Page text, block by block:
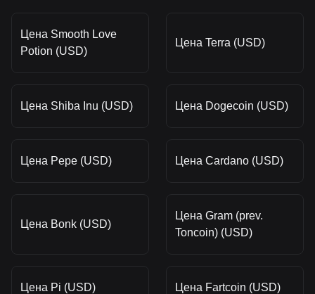
Цена Smooth Love
Potion (USD)
Цена Terra (USD)
Цена Shiba Inu (USD) Цена Dogecoin (USD)
Цена Pepe (USD) Цена Cardano (USD)
Цена Bonk (USD)
Цена Gram (prev.
Toncoin) (USD)
Цена Pi (USD) Цена Fartcoin (USD)